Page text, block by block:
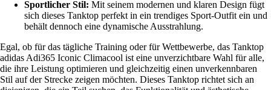
Sportlicher Stil: Mit seinem modernen und klaren Design fügt
sich dieses Tanktop perfekt in ein trendiges Sport-Outfit ein und
behält dennoch eine dynamische Ausstrahlung.
Egal, ob für das tägliche Training oder für Wettbewerbe, das Tanktop
adidas Adi365 Iconic Climacool ist eine unverzichtbare Wahl für alle,
die ihre Leistung optimieren und gleichzeitig einen unverkennbaren
Stil auf der Strecke zeigen möchten. Dieses Tanktop richtet sich an